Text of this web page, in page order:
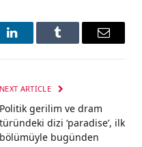
LinkedInTumblr Email
NEXT ARTICLE
Politik gerilim ve dram
türündeki dizi ‘paradise’, ilk
bölümüyle bugünden